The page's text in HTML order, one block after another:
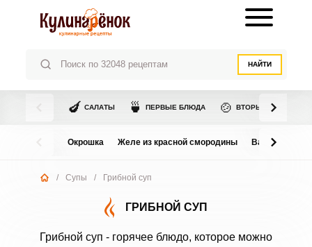
НАЙТИ
🍆 САЛАТЫ 🍵 ПЕРВЫЕ БЛЮДА 🍲 ВТОРЫЕ БЛЮДА
Окрошка Желе из красной смородины Варенье из
/ Супы / Грибной суп
ГРИБНОЙ СУП
Грибной суп - горячее блюдо, которое можно